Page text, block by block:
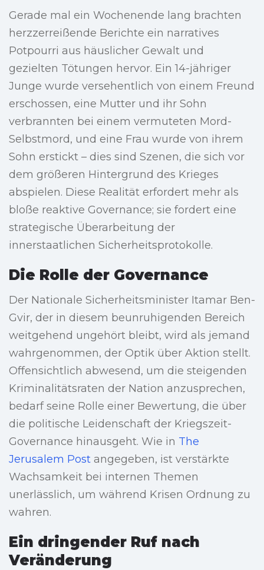
Gerade mal ein Wochenende lang brachten
herzzerreißende Berichte ein narratives
Potpourri aus häuslicher Gewalt und
gezielten Tötungen hervor. Ein 14-jähriger
Junge wurde versehentlich von einem Freund
erschossen, eine Mutter und ihr Sohn
verbrannten bei einem vermuteten Mord-
Selbstmord, und eine Frau wurde von ihrem
Sohn erstickt – dies sind Szenen, die sich vor
dem größeren Hintergrund des Krieges
abspielen. Diese Realität erfordert mehr als
bloße reaktive Governance; sie fordert eine
strategische Überarbeitung der
innerstaatlichen Sicherheitsprotokolle.
Die Rolle der Governance
Der Nationale Sicherheitsminister Itamar Ben-
Gvir, der in diesem beunruhigenden Bereich
weitgehend ungehört bleibt, wird als jemand
wahrgenommen, der Optik über Aktion stellt.
Offensichtlich abwesend, um die steigenden
Kriminalitätsraten der Nation anzusprechen,
bedarf seine Rolle einer Bewertung, die über
die politische Leidenschaft der Kriegszeit-
Governance hinausgeht. Wie in The
Jerusalem Post angegeben, ist verstärkte
Wachsamkeit bei internen Themen
unerlässlich, um während Krisen Ordnung zu
wahren.
Ein dringender Ruf nach
Veränderung